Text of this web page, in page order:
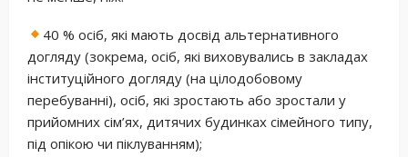
40 % осіб, які мають досвід альтернативного
догляду (зокрема, осіб, які виховувались в закладах
інституційного догляду (на цілодобовому
перебуванні), осіб, які зростають або зростали у
прийомних сім’ях, дитячих будинках сімейного типу,
під опікою чи піклуванням);